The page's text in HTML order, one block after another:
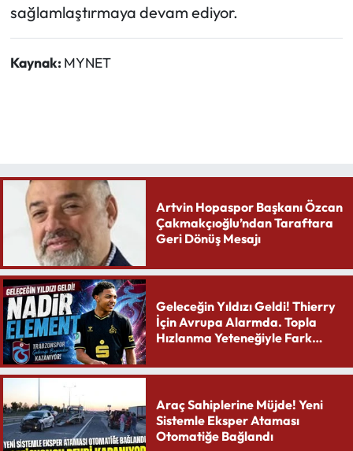
sağlamlaştırmaya devam ediyor.
Kaynak: MYNET
Artvin Hopaspor Başkanı Özcan
Çakmakçıoğlu’ndan Taraftara
Geri Dönüş Mesajı
Geleceğin Yıldızı Geldi! Thierry
İçin Avrupa Alarmda. Topla
Hızlanma Yeteneğiyle Fark
Araç Sahiplerine Müjde! Yeni
Sistemle Eksper Ataması
Otomatiğe Bağlandı